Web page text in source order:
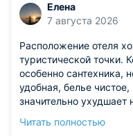
Елена
7 августа 2026
Расположение отеля
туристической точки.
особенно сантехника,
удобная, белье
значительно
кондиционером,
Читать полностью